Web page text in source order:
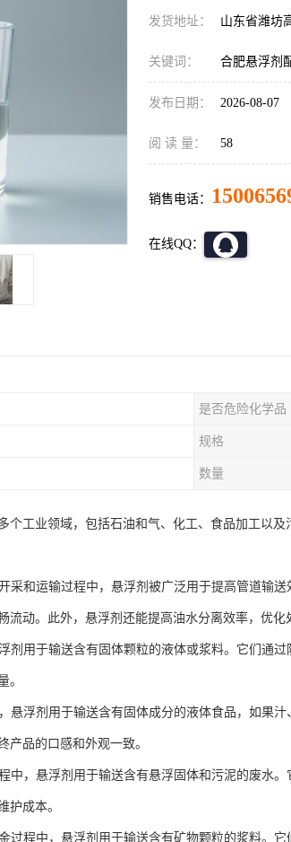
发货地址： 山东省潍坊
关键词： 合肥悬浮剂
发布日期： 2026-08-07
阅 读 量： 58
销售电话：
在线QQ：
是否危险化学品
规格
数量
个工业领域，包括石油和气、化工、食品加工以
采和运输过程中，悬浮剂被广泛用于提高管道输
流动。此外，悬浮剂还能提高油水分离效率，优化
剂用于输送含有固体颗粒的液体或浆料。它们通
。
悬浮剂用于输送含有固体成分的液体食品，如果
产品的口感和外观一致。
中，悬浮剂用于输送含有悬浮固体和污泥的废水
护成本。
过程中，悬浮剂用于输送含有矿物颗粒的浆料。